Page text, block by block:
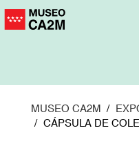
Pasar
MUSEO CA2M
CÁPSULA DE